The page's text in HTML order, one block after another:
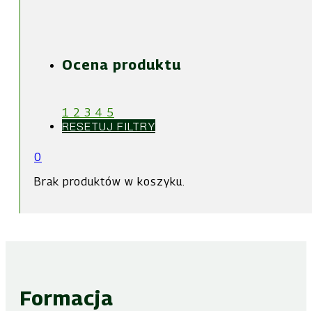
Ocena produktu
1 2 3 4 5
RESETUJ FILTRY
0
Brak produktów w koszyku.
Formacja